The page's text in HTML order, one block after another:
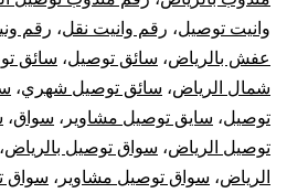
وانيت توصيل، رقم وانيت نقل، رقم
عفش بالرياض، سائق توصيل، سائق
شمال الرياض، سائق توصيل شهري،
توصيل، سايق توصيل مشاوير ، سواق،
توصيل الرياض، سواق توصيل بالرياض،
الرياض، سواق توصيل مشاوير ، سواق